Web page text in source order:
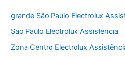
grande São Paulo Electrolux
São Paulo Electrolux Assistência
Zona Centro Electrolux